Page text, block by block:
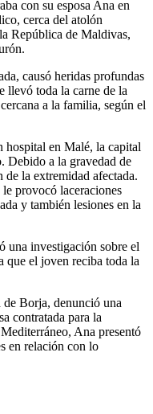
con su esposa Ana en
cerca del atolón
República de Maldivas,
causó heridas profundas
llevó toda la carne de la
a la familia, según el
hospital en Malé, la capital
Debido a la gravedad de
de la extremidad afectada.
provocó laceraciones
y también lesiones en la
una investigación sobre el
que el joven reciba toda la
de Borja, denunció una
contratada para la
Ana presentó
en relación con lo